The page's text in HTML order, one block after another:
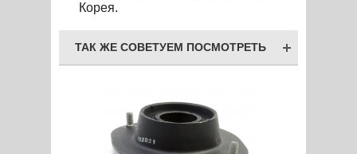
Корея.
ТАК ЖЕ СОВЕТУЕМ ПОСМОТРЕТЬ